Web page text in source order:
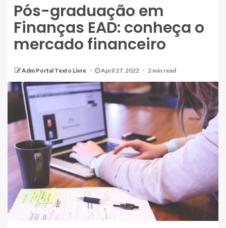
Pós-graduação em
Finanças EAD: conheça o
mercado financeiro
Adm Portal Texto Livre April 27, 2022 2 min read